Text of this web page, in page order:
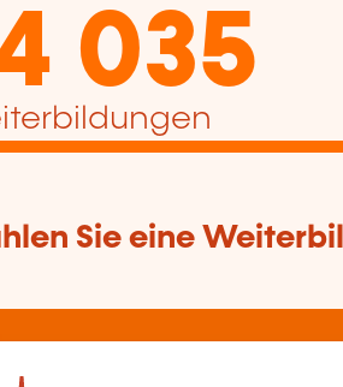
035
Sie eine